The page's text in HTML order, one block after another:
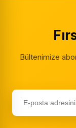
Bültenimize